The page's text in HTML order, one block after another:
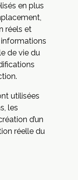
en plus
réels et
de vie du
utilisées
les
d’un
réelle du